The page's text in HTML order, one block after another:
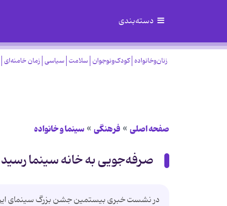
دسته‌بندی
زنان‌وخانواده کودک‌ونوجوان سلامت سیاسی زمان خامنه‌ای
صفحه اصلی فرهنگی سینما و خانواده
صرفه‌جویی به خانه سینما رسید
در نشست خبری بیستمین جشن بزرگ سینمای